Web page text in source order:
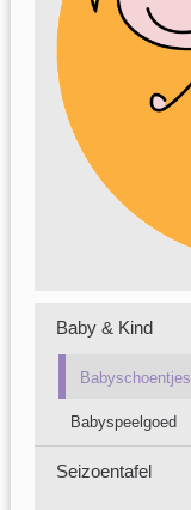
Baby & Kind
Babyschoentjes
Babyspeelgoed
Seizoentafel